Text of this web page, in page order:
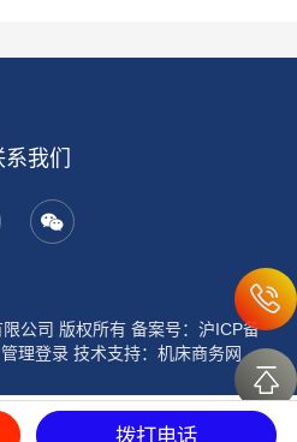
我们
公司 版权所有 备案号：沪ICP备
管理登录技术支持： 机床商务网
号 拨打电话